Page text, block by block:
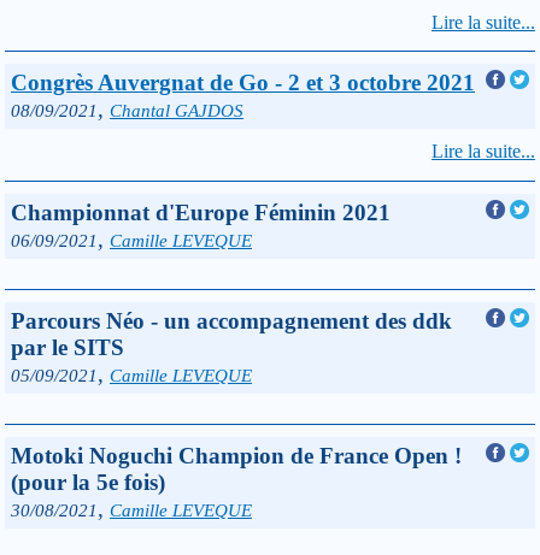
Lire la suite...
Congrès Auvergnat de Go - 2 et 3 octobre 2021
08/09/2021, Chantal GAJDOS
Lire la suite...
Championnat d'Europe Féminin 2021
06/09/2021, Camille LEVEQUE
Parcours Néo - un accompagnement des ddk
par le SITS
05/09/2021, Camille LEVEQUE
Motoki Noguchi Champion de France Open !
(pour la 5e fois)
30/08/2021, Camille LEVEQUE